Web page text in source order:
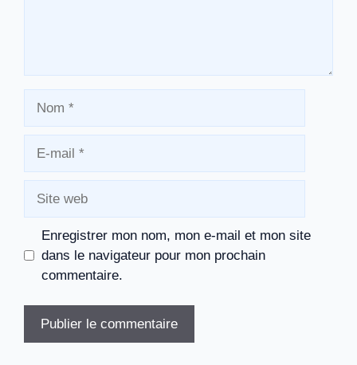
Enregistrer mon nom, mon e-mail et mon site
dans le navigateur pour mon prochain
commentaire.